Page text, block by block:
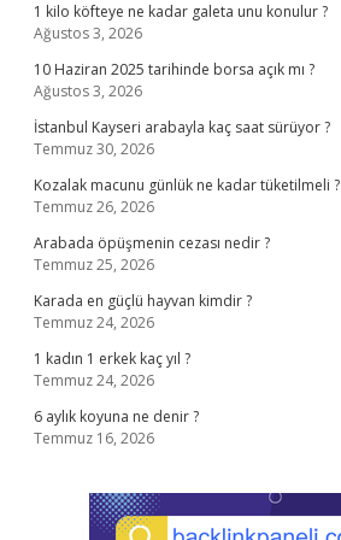
1 kilo köfteye ne kadar galeta unu konulur ?
Ağustos 3, 2026
10 Haziran 2025 tarihinde borsa açık mı ?
Ağustos 3, 2026
İstanbul Kayseri arabayla kaç saat sürüyor ?
Temmuz 30, 2026
Kozalak macunu günlük ne kadar tüketilmeli ?
Temmuz 26, 2026
Arabada öpüşmenin cezası nedir ?
Temmuz 25, 2026
Karada en güçlü hayvan kimdir ?
Temmuz 24, 2026
1 kadın 1 erkek kaç yıl ?
Temmuz 24, 2026
6 aylık koyuna ne denir ?
Temmuz 16, 2026